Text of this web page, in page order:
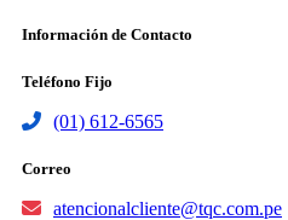
Información de Contacto
Teléfono Fijo
(01) 612-6565
Correo
atencionalcliente@tqc.com.pe